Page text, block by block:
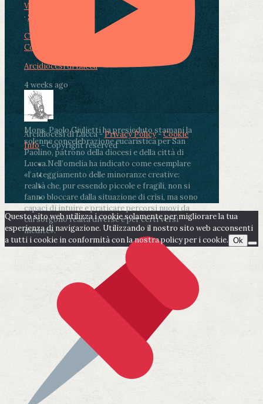
View on Facebook
· Share
Condividi su Facebook
Condividi su LinkedIn
Arcidiocesi di Lucca
4 weeks ago
Mons. Paolo Giulietti ha presieduto stamani la
solenne concelebrazione eucaristica per San
Paolino, patrono della diocesi e della città di
Lucca.Nell’omelia ha indicato come esemplare
«l’atteggiamento delle minoranze creative:
realtà che, pur essendo piccole e fragili, non si
fanno bloccare dalla situazione di crisi, ma sono
capaci di intuire e praticare percorsi nuovi da
cui sorgono realtà diverse e per certi versi
inedite».
Arcidiocesi di Lucca -Privacy Policy-Cookie
Info- Copyright reserved
Questo sito web utilizza i cookie solamente per migliorare la tua
esperienza di navigazione. Utilizzando il nostro sito web acconsenti
a tutti i cookie in conformità con la nostra policy per i cookie. Ok